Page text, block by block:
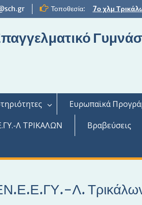
Τοποθεσία: 7ο χλμ
Ευρωπαϊκά
Λ ΤΡΙΚΑΛΩΝ Βραβεύσεις
Λ.